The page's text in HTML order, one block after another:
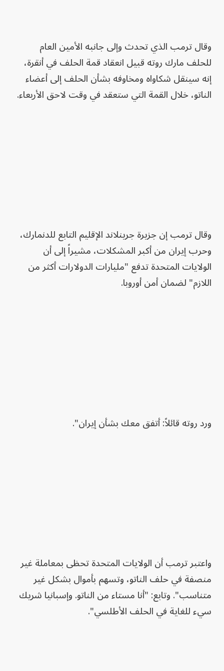
وقال ترمب الذي تحدث وإلى جانبه ‌الأمين العام
للحلف مارك روته قبيل ​انعقاد قمة الحلف في أنقرة،
إنه سينقل شكاواه ومخاوفه بشأن الحلف إلى أعضاء
الناتو، خلال القمة التي ستعقد في وقت لاحق الأربعاء.
وقال ترمب إن جزيرة جرينلاند الإقليم التابع للدنمارك،
وحرب إيران من أكبر المشكلات، مشيراً إلى أن
الولايات المتحدة تدفع "مليارات الدولارات أكثر من
اللازم" لضمان أمن أوروبا.
ورد روته قائلاً: أتفق معك بشأن إيران".
واعتبر ترمب أن الولايات المتحدة تحظى بمعاملة غير
منصفة في حلف الناتو، وتسهم بأموال بشكل غير
متناسب". وتابع: "أنا مستاء من الناتو. وإسبانيا شريك
سيء للغاية في الحلف الأطلسي".